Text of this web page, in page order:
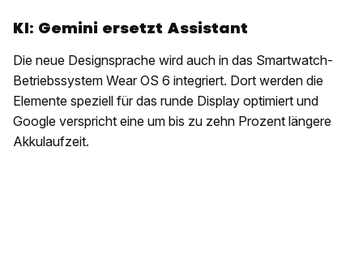
KI: Gemini ersetzt Assistant
Die neue Designsprache wird auch in das Smartwatch-
Betriebssystem Wear OS 6 integriert. Dort werden die
Elemente speziell für das runde Display optimiert und
Google verspricht eine um bis zu zehn Prozent längere
Akkulaufzeit.